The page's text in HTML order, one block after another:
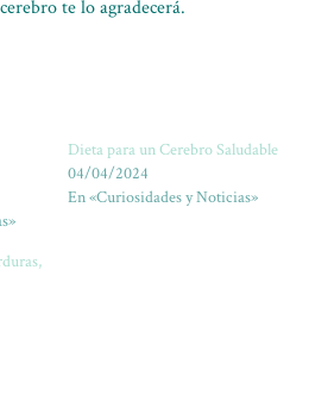
te lo agradecerá.
Dieta para un Cerebro Saludable
04/04/2024
En «Curiosidades y Noticias»